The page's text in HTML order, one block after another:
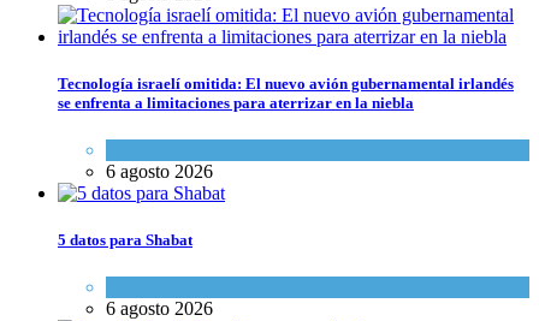
Tecnología israelí omitida: El nuevo avión gubernamental irlandés
se enfrenta a limitaciones para aterrizar en la niebla
6 agosto 2026
5 datos para Shabat
6 agosto 2026